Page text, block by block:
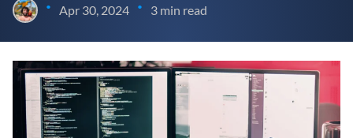
• Apr 30, 2024 • 3 min read